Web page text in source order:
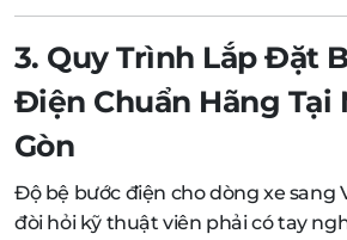
3. Quy Trình Lắp Đặt
Điện Chuẩn Hãng Tại
Gòn
Độ bệ bước điện cho dòng xe sang
đòi hỏi kỹ thuật viên phải có tay